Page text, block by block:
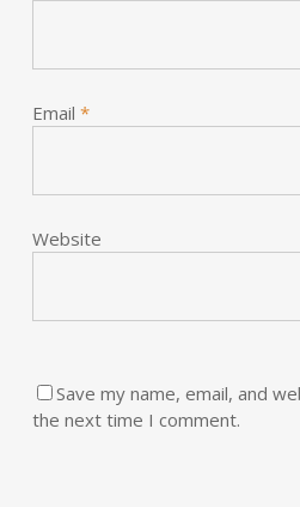
Email *
Website
Save my name, email, and
the next time I comment.